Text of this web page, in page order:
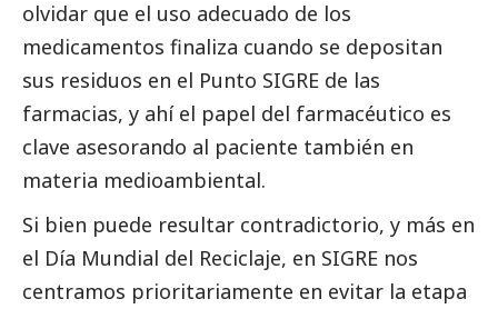
olvidar que el uso adecuado de los
medicamentos finaliza cuando se depositan
sus residuos en el Punto SIGRE de las
farmacias, y ahí el papel del farmacéutico es
clave asesorando al paciente también en
materia medioambiental.
Si bien puede resultar contradictorio, y más en
el Día Mundial del Reciclaje, en SIGRE nos
centramos prioritariamente en evitar la etapa